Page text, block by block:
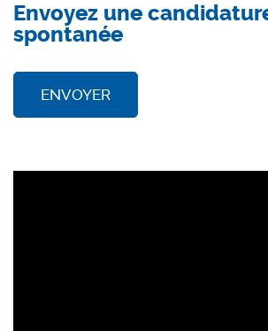
Envoyez une
spontanée
ENVOYER